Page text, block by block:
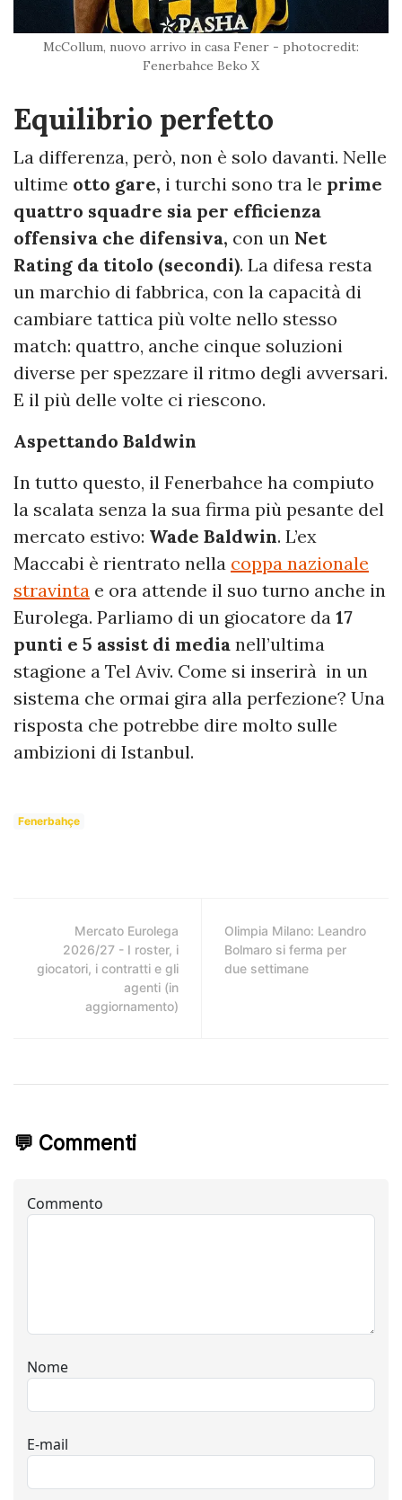
McCollum, nuovo arrivo in casa Fener - photocredit:
Fenerbahce Beko X
Equilibrio perfetto
La differenza, però, non è solo davanti. Nelle
ultime otto gare, i turchi sono tra le prime
quattro squadre sia per efficienza
offensiva che difensiva, con un Net
Rating da titolo (secondi). La difesa resta
un marchio di fabbrica, con la capacità di
cambiare tattica più volte nello stesso
match: quattro, anche cinque soluzioni
diverse per spezzare il ritmo degli avversari.
E il più delle volte ci riescono.
Aspettando Baldwin
In tutto questo, il Fenerbahce ha compiuto
la scalata senza la sua firma più pesante del
mercato estivo: Wade Baldwin. L’ex
Maccabi è rientrato nella coppa nazionale
stravinta e ora attende il suo turno anche in
Eurolega. Parliamo di un giocatore da 17
punti e 5 assist di media nell’ultima
stagione a Tel Aviv. Come si inserirà in un
sistema che ormai gira alla perfezione? Una
risposta che potrebbe dire molto sulle
ambizioni di Istanbul.
Fenerbahçe
Mercato Eurolega
2026/27 - I roster, i
giocatori, i contratti e gli
agenti (in
aggiornamento)
Olimpia Milano: Leandro
Bolmaro si ferma per
due settimane
💬 Commenti